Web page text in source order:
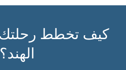
كيف تخطط رحلتك
الهند؟